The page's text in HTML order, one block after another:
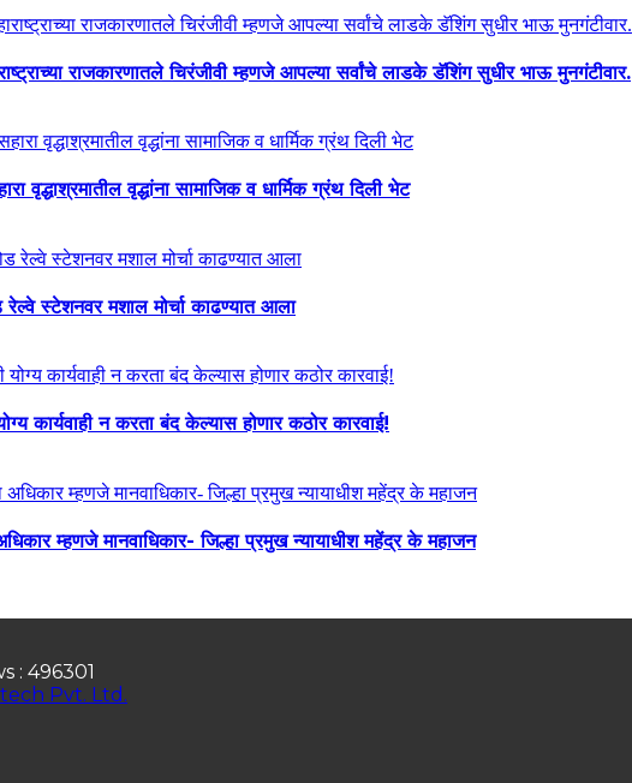
राजकारणातले चिरंजीवी म्हणजे आपल्या सर्वांचे लाडके डॅशिंग सुधीर भाऊ मुनगंटीवार.
वृद्धाश्रमातील वृद्धांना सामाजिक व धार्मिक ग्रंथ दिली भेट
रेल्वे स्टेशनवर मशाल मोर्चा काढण्यात आला
कार्यवाही न करता बंद केल्यास होणार कठोर कारवाई!
म्हणजे मानवाधिकार- जिल्हा प्रमुख न्यायाधीश महेंद्र के महाजन
: 496301
Pvt. Ltd.